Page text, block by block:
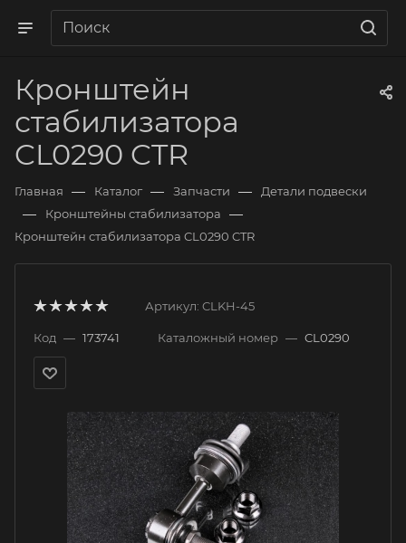
Кронштейн
стабилизатора
CL0290 CTR
Главная — Каталог — Запчасти — Детали подвески
— Кронштейны стабилизатора —
Кронштейн стабилизатора CL0290 CTR
Артикул: CLKH-45
Код — 173741 Каталожный номер — CL0290